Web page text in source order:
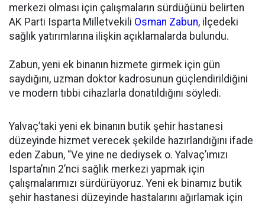
merkezi olması için çalışmaların sürdüğünü belirten
AK Parti Isparta Milletvekili Osman Zabun, ilçedeki
sağlık yatırımlarına ilişkin açıklamalarda bulundu.
Zabun, yeni ek binanın hizmete girmek için gün
saydığını, uzman doktor kadrosunun güçlendirildiğini
ve modern tıbbi cihazlarla donatıldığını söyledi.
Yalvaç’taki yeni ek binanın butik şehir hastanesi
düzeyinde hizmet verecek şekilde hazırlandığını ifade
eden Zabun, “Ve yine ne dediysek o. Yalvaç’ımızı
Isparta’nın 2’nci sağlık merkezi yapmak için
çalışmalarımızı sürdürüyoruz. Yeni ek binamız butik
şehir hastanesi düzeyinde hastalarını ağırlamak için